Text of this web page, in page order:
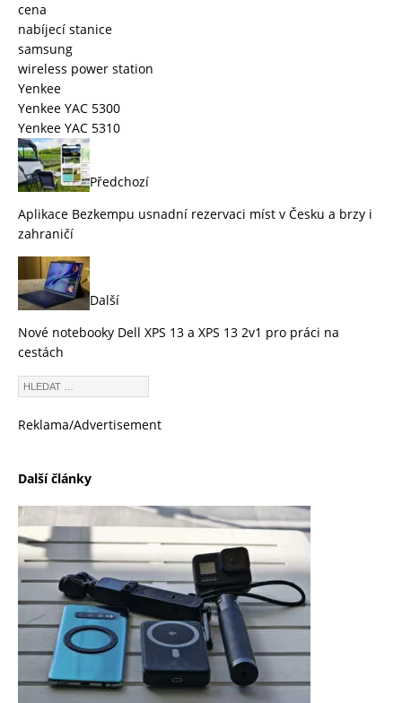
cena
nabíjecí stanice
samsung
wireless power station
Yenkee
Yenkee YAC 5300
Yenkee YAC 5310
Předchozí
Aplikace Bezkempu usnadní rezervaci míst v Česku a brzy i
zahraničí
Další
Nové notebooky Dell XPS 13 a XPS 13 2v1 pro práci na
cestách
Reklama/Advertisement
Další články